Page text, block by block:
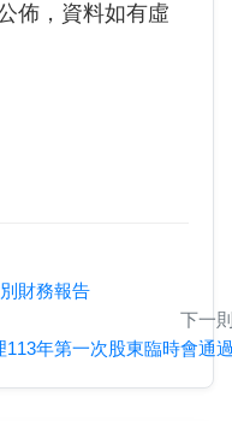
佈，資料如有虛
財務報告
下一
年第一次股東臨時會通